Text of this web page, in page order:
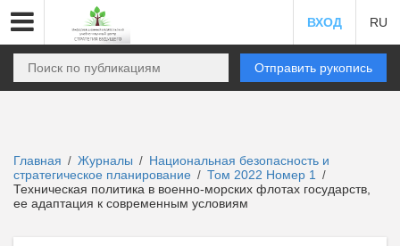
ВХОД RU
Отправить рукопись
Главная / Журналы / Национальная безопасность и
стратегическое планирование / Том 2022 Номер 1 /
Техническая политика в военно-морских флотах государств,
ее адаптация к современным условиям